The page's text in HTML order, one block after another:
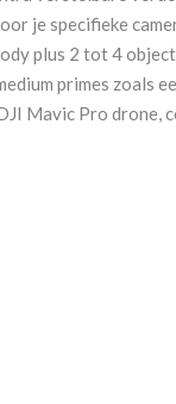
je specifieke
plus 2 tot 4
primes zoals
Mavic Pro drone,